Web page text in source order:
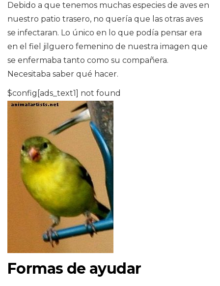
Debido a que tenemos muchas especies de aves en
nuestro patio trasero, no quería que las otras aves
se infectaran. Lo único en lo que podía pensar era
en el fiel jilguero femenino de nuestra imagen que
se enfermaba tanto como su compañera.
Necesitaba saber qué hacer.
$config[ads_text1] not found
Formas de ayudar